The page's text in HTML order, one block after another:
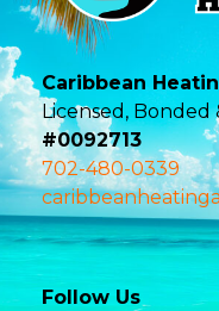
Caribbean
Licensed,
#0092713
702-480-0339
Follow Us